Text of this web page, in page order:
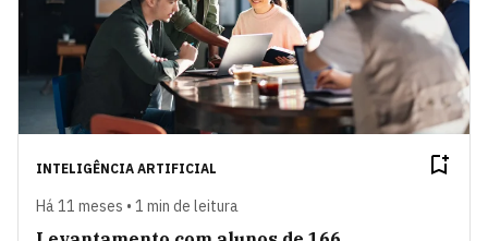
INTELIGÊNCIA ARTIFICIAL
Há 11 meses • 1 min de leitura